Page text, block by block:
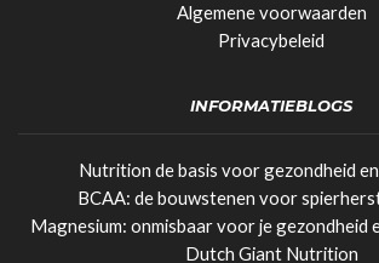
Algemene voorwaarden
Privacybeleid
INFORMATIEBLOGS
Nutrition de basis voor gezondheid
BCAA: de bouwstenen voor
Magnesium: onmisbaar voor je gezondheid
Dutch Giant Nutrition